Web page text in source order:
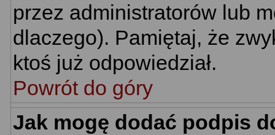
przez administratorów lub
dlaczego). Pamiętaj, że
ktoś już odpowiedział.
Powrót do góry
Jak mogę dodać podpis